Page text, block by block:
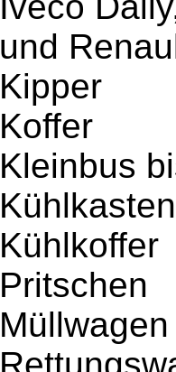
und
Kipper
Koffer
Kleinbus
Kühlkoffer
Pritschen
Müllwagen